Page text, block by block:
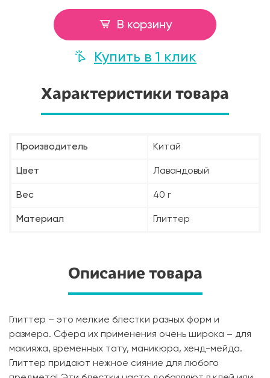
В корзину
Купить в 1 клик
Характеристики товара
Производитель Китай
Цвет Лавандовый
Вес 40 г
Материал Глиттер
Описание товара
Глиттер – это мелкие блестки разных форм и
размера. Сфера их применения очень широка – для
макияжа, временных тату, маникюра, хенд-мейда.
Глиттер придают нежное сияние для любого